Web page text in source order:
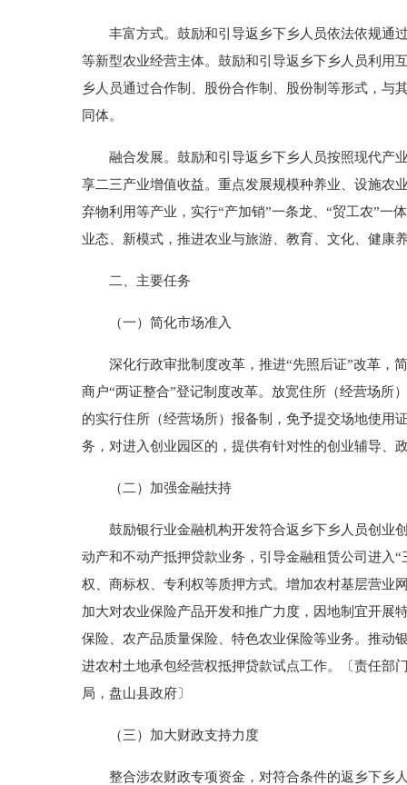
丰富方式。鼓励和引导返乡下乡人员依法依规通过
等新型农业经营主体。鼓励和引导返乡下乡人员利用
乡人员通过合作制、股份合作制、股份制等形式，与
同体。
融合发展。鼓励和引导返乡下乡人员按照现代产业
享二三产业增值收益。重点发展规模种养业、设施农
弃物利用等产业，实行“产加销”一条龙、“贸工农”一
业态、新模式，推进农业与旅游、教育、文化、健康
二、主要任务
（一）简化市场准入
深化行政审批制度改革，推进“先照后证”改革，简
商户“两证整合”登记制度改革。放宽住所（经营场所
的实行住所（经营场所）报备制，免予提交场地使用
务，对进入创业园区的，提供有针对性的创业辅导、
（二）加强金融扶持
鼓励银行业金融机构开发符合返乡下乡人员创业创
动产和不动产抵押贷款业务，引导金融租赁公司进入
权、商标权、专利权等质押方式。增加农村基层营业
加大对农业保险产品开发和推广力度，因地制宜开展
保险、农产品质量保险、特色农业保险等业务。推动
进农村土地承包经营权抵押贷款试点工作。〔责任部
局，盘山县政府〕
（三）加大财政支持力度
整合涉农财政专项资金，对符合条件的返乡下乡人